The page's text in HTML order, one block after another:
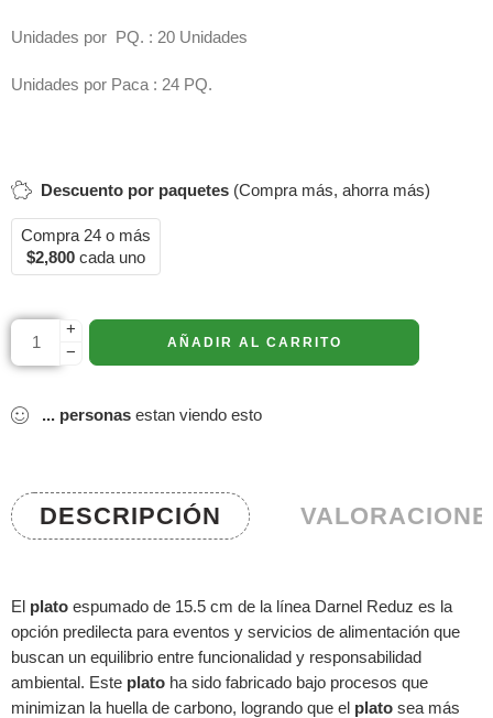
Unidades por PQ. : 20 Unidades
Unidades por Paca : 24 PQ.
Descuento por paquetes (Compra más, ahorra más)
Compra 24 o más
$2,800cada uno
+
−
AÑADIR AL CARRITO
... personas estan viendo esto
DESCRIPCIÓN
El plato espumado de 15.5 cm de la línea Darnel Reduz es la
opción predilecta para eventos y servicios de alimentación que
buscan un equilibrio entre funcionalidad y responsabilidad
ambiental. Este plato ha sido fabricado bajo procesos que
minimizan la huella de carbono, logrando que el plato sea más